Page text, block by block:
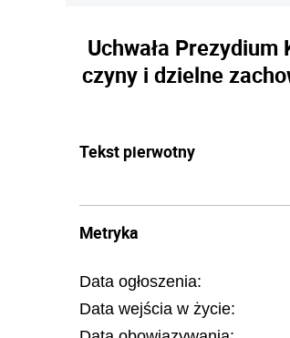
Uchwała
czyny i dzielne
Tekst pierwotny
Metryka
Data ogłoszenia:
Data wejścia w życie: